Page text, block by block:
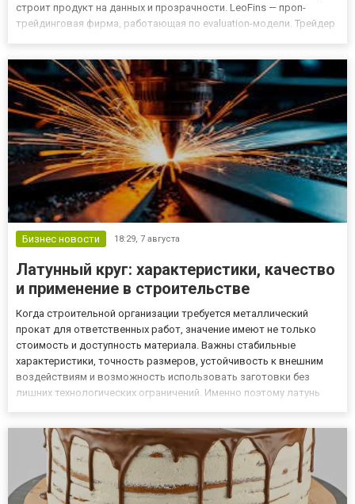
строит продукт на данных и прозрачности. LeoFins — проп-
трейдинговая фирма, работающая по evaluation-модели. Трейдер
выпо...
Бизнес новости 18:29, 7 августа
Латунный круг: характеристики, качество
и применение в строительстве
Когда строительной организации требуется металлический
прокат для ответственных работ, значение имеют не только
стоимость и доступность материала. Важны стабильные
характеристики, точность размеров, устойчивость к внешним
воздействиям и возможность использовать заготовки без
лишних технологических ограничений. Именно поэтому латунь
латунный круг...